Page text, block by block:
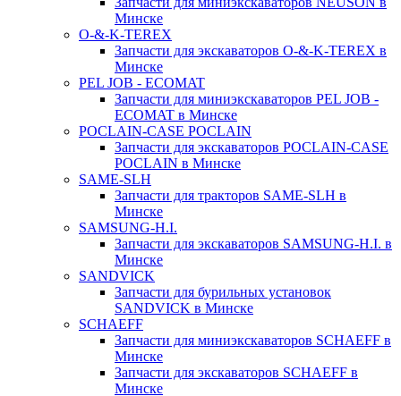
Минске
O-&-K-TEREX
Запчасти для экскаваторов O-&-K-TEREX в
Минске
PEL JOB - ECOMAT
Запчасти для миниэкскаваторов PEL JOB -
ECOMAT в Минске
POCLAIN-CASE POCLAIN
Запчасти для экскаваторов POCLAIN-CASE
POCLAIN в Минске
SAME-SLH
Запчасти для тракторов SAME-SLH в
Минске
SAMSUNG-H.I.
Запчасти для экскаваторов SAMSUNG-H.I. в
Минске
SANDVICK
Запчасти для бурильных установок
SANDVICK в Минске
SCHAEFF
Запчасти для миниэкскаваторов SCHAEFF в
Минске
Запчасти для экскаваторов SCHAEFF в
Минске